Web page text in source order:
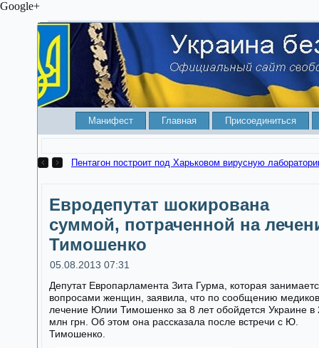
Google+
Манифест Главная Присоединиться
Евродепутат шокирована
суммой, потраченной на
Тимошенко
05.08.2013 07:31
Депутат Европарламента Зита Гурма, которая
вопросами женщин, заявила, что по сообщению
лечение Юлии Тимошенко за 8 лет обойдется Украине в
млн грн. Об этом она рассказала после встречи с Ю.
Тимошенко.